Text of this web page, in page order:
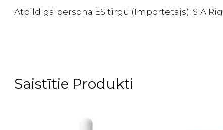
Atbildīgā persona ES tirgū (Importētājs): SIA
Saistītie Produkti